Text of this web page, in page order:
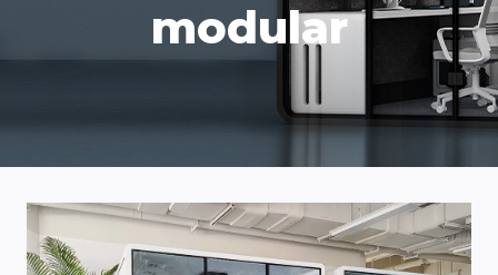
modular